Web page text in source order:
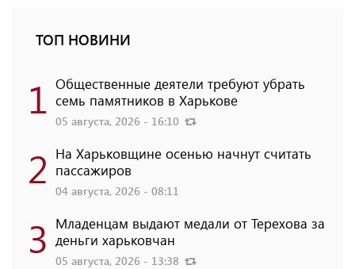
ТОП НОВИНИ
1 Общественные деятели требуют убрать
семь памятников в Харькове
05 августа, 2026 - 16:10
2 На Харьковщине осенью начнут считать
пассажиров
04 августа, 2026 - 08:11
3 Младенцам выдают медали от Терехова за
деньги харьковчан
05 августа, 2026 - 13:38